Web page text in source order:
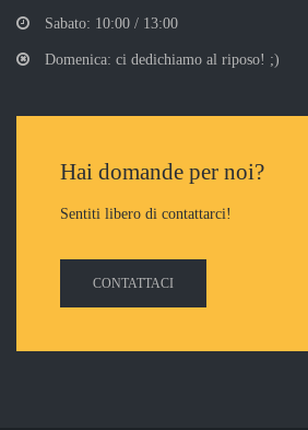
Sabato: 10:00 / 13:00
Domenica: ci dedichiamo al riposo! ;)
Hai domande per noi?
Sentiti libero di contattarci!
CONTATTACI